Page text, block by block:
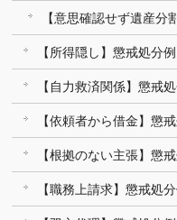
【意思確認せず遺産分
【所得隠し】懲戒処分例
【自力救済関係】懲戒
【依頼者から借金】懲
【根拠のない主張】懲
【職務上請求】懲戒処分